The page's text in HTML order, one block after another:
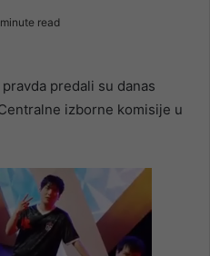
read
predali su danas
izborne komisije u